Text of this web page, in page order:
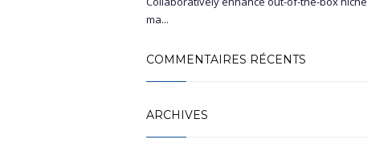
ma...
COMMENTAIRES RÉCENTS
ARCHIVES